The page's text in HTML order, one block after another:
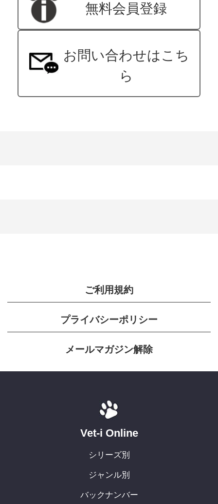
無料会員登録
お問い合わせはこち
ら
ご利用規約
プライバシーポリシー
メールマガジン解除
Vet-i Online
シリーズ別
ジャンル別
バックナンバー